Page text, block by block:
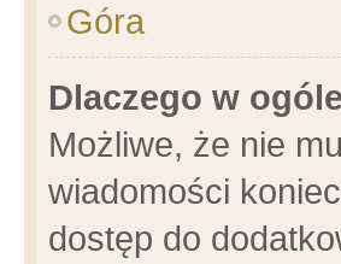
Góra
Dlaczego w
Możliwe, że nie
wiadomości
dostęp do